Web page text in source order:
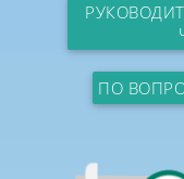
ПО